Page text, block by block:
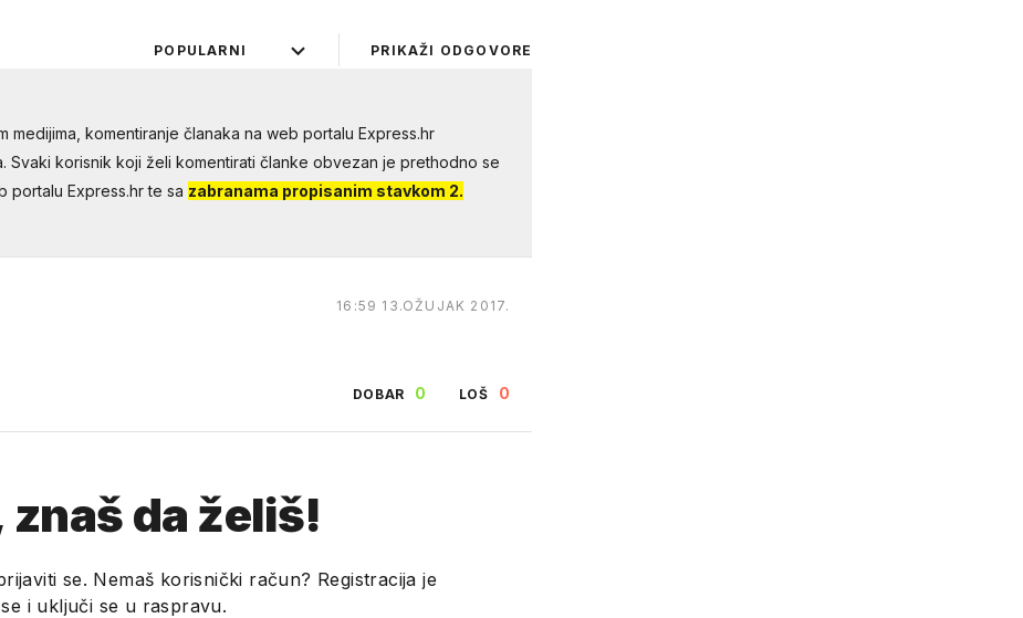
PRIKAŽI ODGOVORE
POPULARNI
komentiranje članaka na web portalu Express.hr
Svaki korisnik koji želi komentirati članke obvezan je prethodno se
portalu Express.hr te sa zabranama propisanim stavkom 2.
16:59 13.OŽUJAK 2017.
DOBAR 0 LOŠ 0
da želiš!
se. Nemaš korisnički račun? Registracija je
i uključi se u raspravu.